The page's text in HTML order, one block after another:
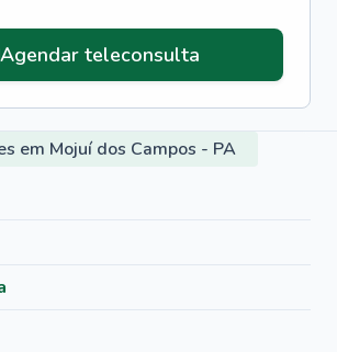
Agendar teleconsulta
em Mojuí dos Campos - PA